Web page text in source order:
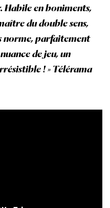
Habile en boniments,
du double sens,
norme, parfaitement
de jeu, un
! » Télérama